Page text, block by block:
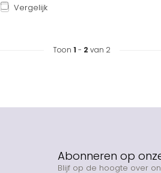
Vergelijk
Toon 1 - 2 van 2
Abonneren op
Blijf op de hoogte over